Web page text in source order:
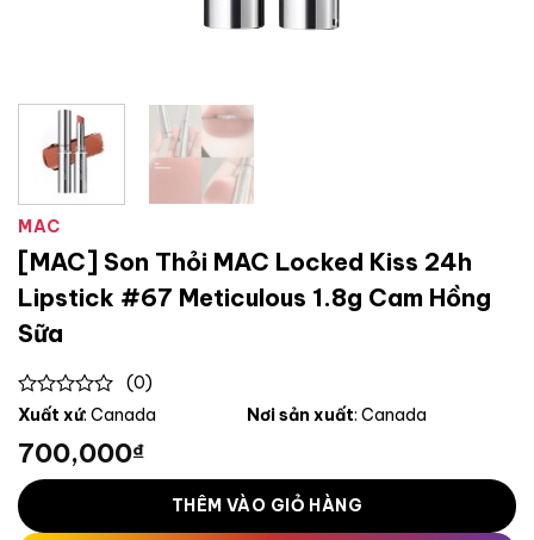
MAC
[MAC] Son Thỏi MAC Locked Kiss 24h
Lipstick #67 Meticulous 1.8g Cam Hồng
Sữa
0
of
5
(0)
Xuất xứ: Canada Nơi sản xuất: Canada
700,000₫
THÊM VÀO GIỎ HÀNG